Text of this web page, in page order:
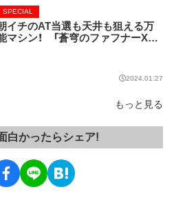
イチのAT当選も天井も狙える万
マシン！ 「蒼穹のファフナーXE
SPECIAL
2024.01.27
もっと見る
白かったらシェア!